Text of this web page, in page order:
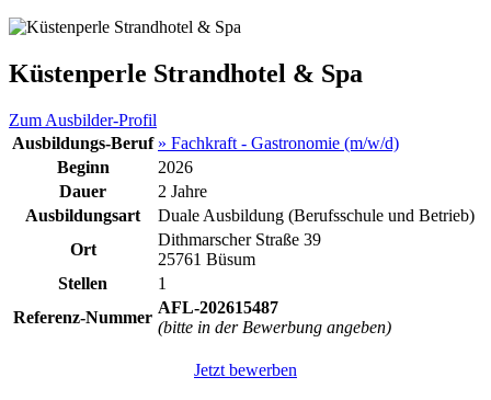
Küstenperle Strandhotel & Spa
Zum Ausbilder-Profil
Ausbildungs-Beruf » Fachkraft - Gastronomie (m/w/d)
Beginn
2026
Dauer
2 Jahre
Ausbildungsart
Duale Ausbildung (Berufsschule und Betrieb)
Ort
Dithmarscher Straße 39
25761 Büsum
Stellen
1
Referenz-Nummer
AFL-202615487
(bitte in der Bewerbung angeben)
Jetzt bewerben